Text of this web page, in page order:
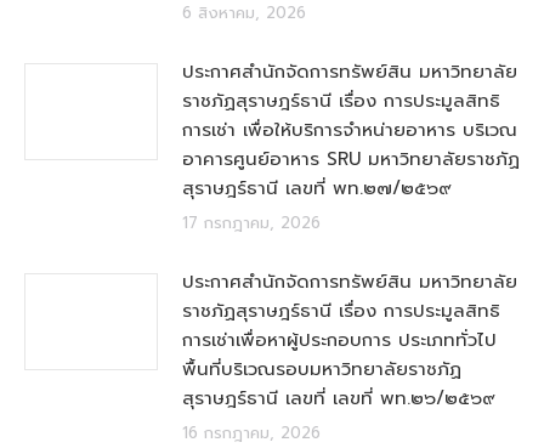
6 สิงหาคม, 2026
ประกาศสำนักจัดการทรัพย์สิน มหาวิทยาลัย
ราชภัฏสุราษฎร์ธานี เรื่อง การประมูลสิทธิ
การเช่า เพื่อให้บริการจำหน่ายอาหาร บริเวณ
อาคารศูนย์อาหาร SRU มหาวิทยาลัยราชภัฏ
สุราษฎร์ธานี เลขที่ พท.๒๗/๒๕๖๙
17 กรกฎาคม, 2026
ประกาศสำนักจัดการทรัพย์สิน มหาวิทยาลัย
ราชภัฏสุราษฎร์ธานี เรื่อง การประมูลสิทธิ
การเช่าเพื่อหาผู้ประกอบการ ประเภททั่วไป
พื้นที่บริเวณรอบมหาวิทยาลัยราชภัฏ
สุราษฎร์ธานี เลขที่ เลขที่ พท.๒๖/๒๕๖๙
16 กรกฎาคม, 2026